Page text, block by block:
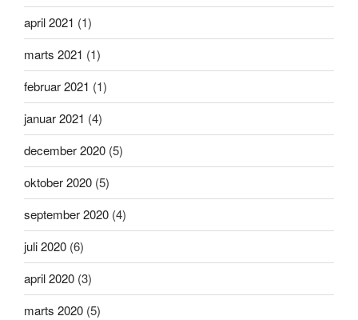
april 2021 (1)
marts 2021 (1)
februar 2021 (1)
januar 2021 (4)
december 2020 (5)
oktober 2020 (5)
september 2020 (4)
juli 2020 (6)
april 2020 (3)
marts 2020 (5)